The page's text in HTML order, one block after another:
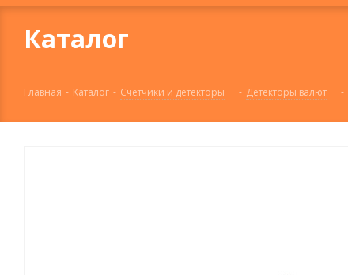
Каталог
Главная - Каталог - Счётчики и детекторы - Детекторы валют -